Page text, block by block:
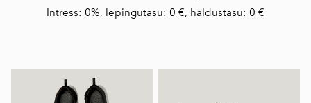
Intress: 0%, lepingutasu: 0 €, haldustasu: 0 €